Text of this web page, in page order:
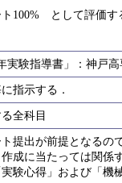
100% として評価す
実験指導書」：神戸
指示する．
全科目
提出が前提となるの
成に当たっては関係
験心得」および「機